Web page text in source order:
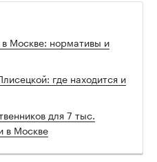
Москве: нормативы и
где находится и
для 7 тыс.
в Москве